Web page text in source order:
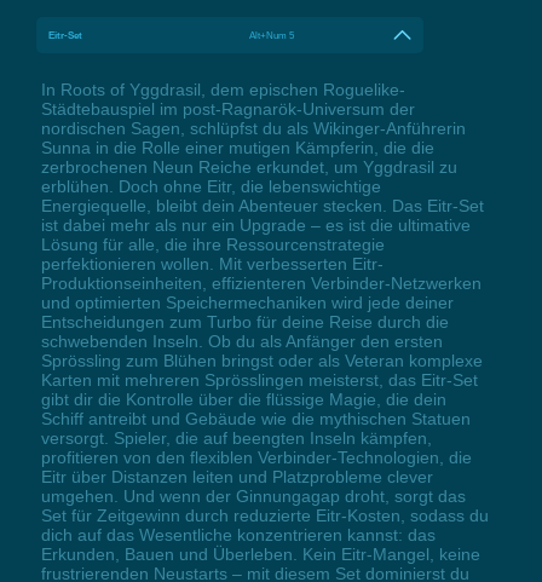
Eitr-Set Alt+Num 5
In Roots of Yggdrasil, dem epischen Roguelike-
Städtebauspiel im post-Ragnarök-Universum der
nordischen Sagen, schlüpfst du als Wikinger-Anführerin
Sunna in die Rolle einer mutigen Kämpferin, die die
zerbrochenen Neun Reiche erkundet, um Yggdrasil zu
erblühen. Doch ohne Eitr, die lebenswichtige
Energiequelle, bleibt dein Abenteuer stecken. Das Eitr-Set
ist dabei mehr als nur ein Upgrade – es ist die ultimative
Lösung für alle, die ihre Ressourcenstrategie
perfektionieren wollen. Mit verbesserten Eitr-
Produktionseinheiten, effizienteren Verbinder-Netzwerken
und optimierten Speichermechaniken wird jede deiner
Entscheidungen zum Turbo für deine Reise durch die
schwebenden Inseln. Ob du als Anfänger den ersten
Sprössling zum Blühen bringst oder als Veteran komplexe
Karten mit mehreren Sprösslingen meisterst, das Eitr-Set
gibt dir die Kontrolle über die flüssige Magie, die dein
Schiff antreibt und Gebäude wie die mythischen Statuen
versorgt. Spieler, die auf beengten Inseln kämpfen,
profitieren von den flexiblen Verbinder-Technologien, die
Eitr über Distanzen leiten und Platzprobleme clever
umgehen. Und wenn der Ginnungagap droht, sorgt das
Set für Zeitgewinn durch reduzierte Eitr-Kosten, sodass du
dich auf das Wesentliche konzentrieren kannst: das
Erkunden, Bauen und Überleben. Kein Eitr-Mangel, keine
frustrierenden Neustarts – mit diesem Set dominierst du